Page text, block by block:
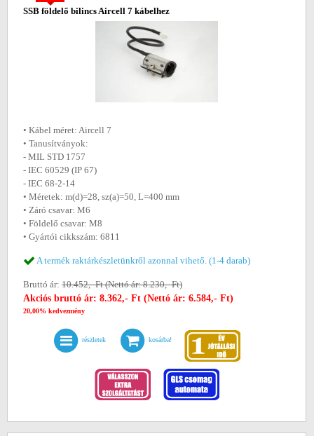
SSB földelő bilincs Aircell 7 kábelhez
• Kábel méret: Aircell 7
• Tanusítványok:
- MIL STD 1757
- IEC 60529 (IP 67)
- IEC 68-2-14
• Méretek: m(d)=28, sz(a)=50, L=400 mm
• Záró csavar: M6
• Földelő csavar: M8
• Gyártói cikkszám: 6811
A termék raktárkészletünkről azonnal vihető. (1-4 darab)
Bruttó ár: 10.452,- Ft (Nettó ár: 8.230,- Ft)
Akciós bruttó ár: 8.362,- Ft (Nettó ár: 6.584,- Ft)
20,00% kedvezmény
részletek kosárba!